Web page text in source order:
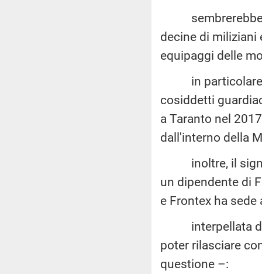
sembrerebbe
decine di miliziani
equipaggi delle
in particolare,
cosiddetti
a Taranto nel
dall'interno della
inoltre, il signor
un dipendente di
e Frontex ha sede
interpellata
poter rilasciare
questione –: